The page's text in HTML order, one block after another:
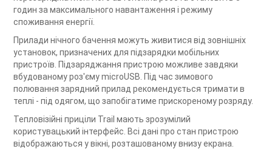
годин за максимального навантаження і режиму
споживання енергії.
Прилади нічного бачення можуть живитися від зовнішніх
установок, призначених для підзарядки мобільних
пристроїв. Підзаряджання пристрою можливе завдяки
вбудованому роз'єму microUSB. Під час зимового
полювання зарядний прилад рекомендується тримати в
теплі - під одягом, що запобігатиме прискореному розряду.
Тепловізійні приціли Trail мають зрозумілий
користувацький інтерфейс. Всі дані про стан пристрою
відображаються у вікні, розташованому внизу екрана.